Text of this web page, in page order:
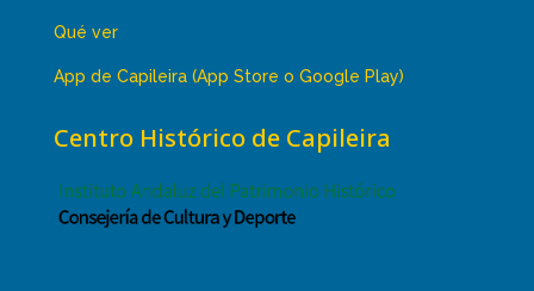
Qué ver
App de Capileira (App Store o Google Play)
Centro Histórico de Capileira